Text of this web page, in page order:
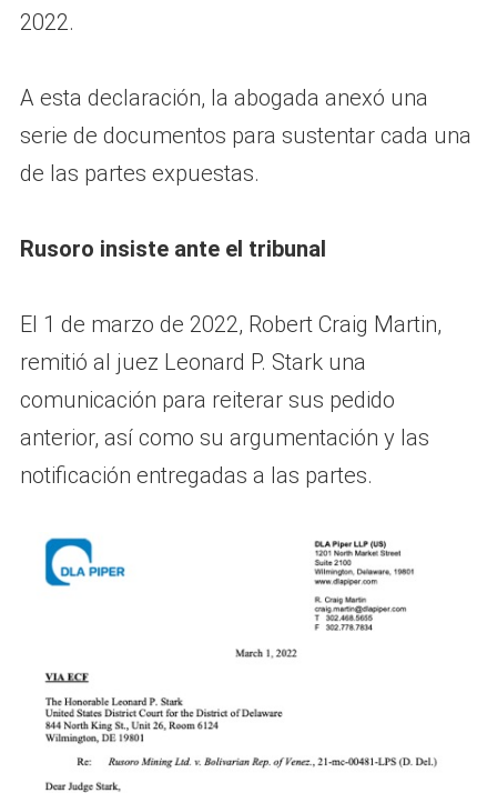
2022.
A esta declaración, la abogada anexó una
serie de documentos para sustentar cada una
de las partes expuestas.
Rusoro insiste ante el tribunal
El 1 de marzo de 2022, Robert Craig Martin,
remitió al juez Leonard P. Stark una
comunicación para reiterar sus pedido
anterior, así como su argumentación y las
notificación entregadas a las partes.